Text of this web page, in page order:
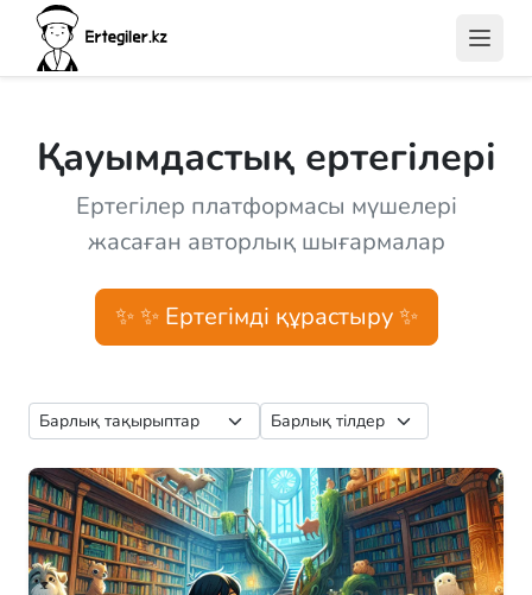
Қауымдастық ертегілері
Ертегілер платформасы мүшелері
жасаған авторлық шығармалар
✨ ✨ Ертегімді құрастыру ✨